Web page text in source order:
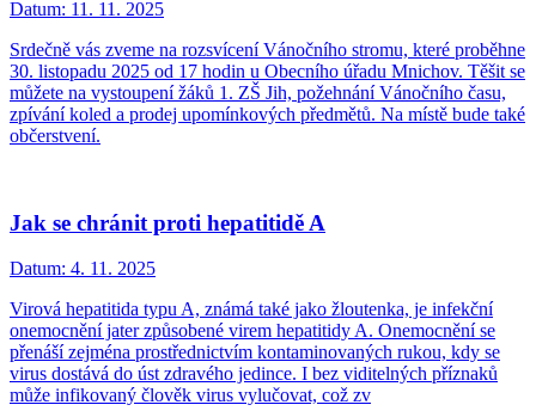
Datum: 11. 11. 2025
Srdečně vás zveme na rozsvícení Vánočního stromu, které proběhne
30. listopadu 2025 od 17 hodin u Obecního úřadu Mnichov. Těšit se
můžete na vystoupení žáků 1. ZŠ Jih, požehnání Vánočního času,
zpívání koled a prodej upomínkových předmětů. Na místě bude také
občerstvení.
Jak se chránit proti hepatitidě A
Datum: 4. 11. 2025
Virová hepatitida typu A, známá také jako žloutenka, je infekční
onemocnění jater způsobené virem hepatitidy A. Onemocnění se
přenáší zejména prostřednictvím kontaminovaných rukou, kdy se
virus dostává do úst zdravého jedince. I bez viditelných příznaků
může infikovaný člověk virus vylučovat, což zv